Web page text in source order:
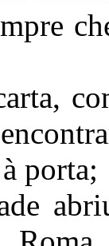
porta;